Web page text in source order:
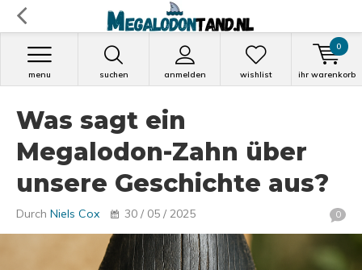
suchen anmelden
menu wishlist ihr warenkorb
0
Was sagt ein
Megalodon-Zahn über
unsere Geschichte aus?
Durch Niels Cox 30 / 05 / 2025 0